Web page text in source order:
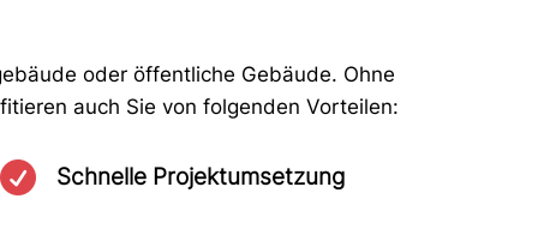
oder öffentliche Gebäude. Ohne
auch Sie von folgenden Vorteilen:
 Schnelle Projektumsetzung